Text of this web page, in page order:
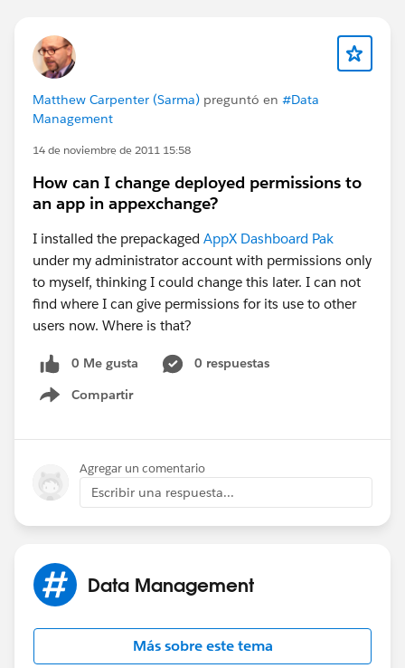
Matthew Carpenter (Sarma) preguntó en #Data
Management
14 de noviembre de 2011 15:58
How can I change deployed permissions to
an app in appexchange?
I installed the prepackaged AppX Dashboard Pak
under my administrator account with permissions only
to myself, thinking I could change this later. I can not
find where I can give permissions for its use to other
users now. Where is that?
0 Me gusta
0 respuestas
Compartir
Show menu
Agregar un comentario
Escribir una respuesta...
Data Management
Más sobre este tema